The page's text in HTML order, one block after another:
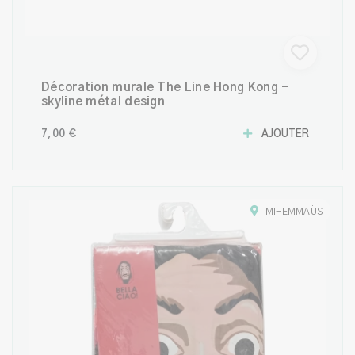
Décoration murale The Line Hong Kong –
skyline métal design
7,00 € AJOUTER
MI-EMMAÜS